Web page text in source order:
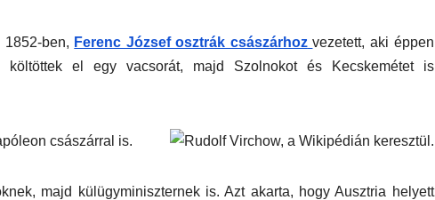
ben, Ferenc József osztrák császárhoz vezetett, aki éppen
el egy vacsorát, majd Szolnokot és Kecskemétet is
császárral is.
majd külügyminiszternek is. Azt akarta, hogy Ausztria helyett